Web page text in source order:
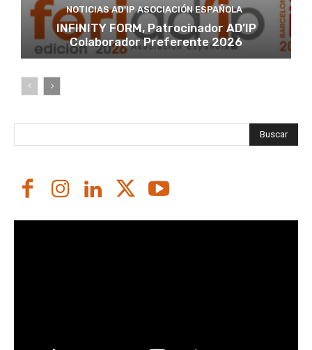
NOTICIAS AD'IP ASOCIACIÓN ESPAÑOLA
INFINITY FORM, Patrocinador AD’IP
Colaborador Preferente 2026
Buscar